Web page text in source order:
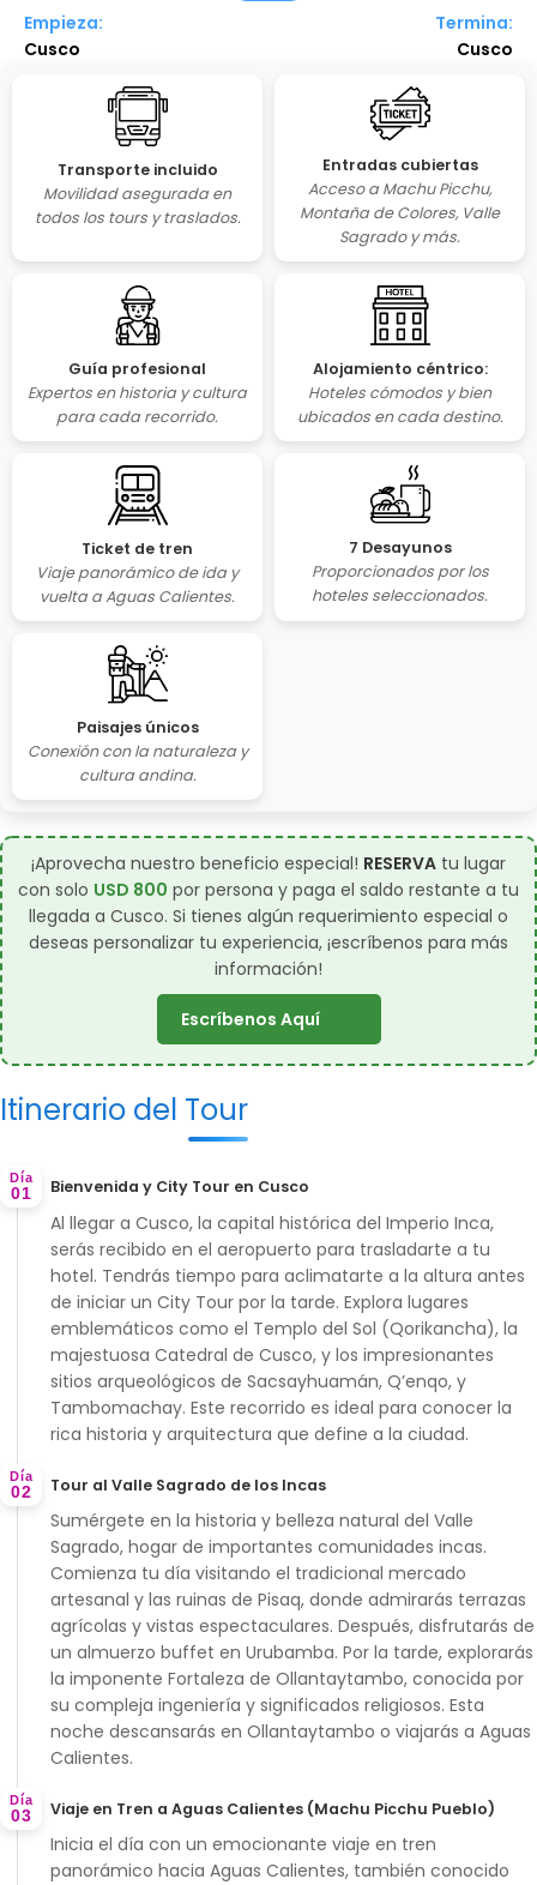
Empieza:
Cusco
Termina:
Cusco
Transporte incluido
Movilidad asegurada en
todos los tours y traslados.
Entradas cubiertas
Acceso a Machu Picchu,
Montaña de Colores, Valle
Sagrado y más.
Guía profesional
Expertos en historia y cultura
para cada recorrido.
Alojamiento céntrico:
Hoteles cómodos y bien
ubicados en cada destino.
Ticket de tren
Viaje panorámico de ida y
vuelta a Aguas Calientes.
7 Desayunos
Proporcionados por los
hoteles seleccionados.
Paisajes únicos
Conexión con la naturaleza y
cultura andina.
¡Aprovecha nuestro beneficio especial! RESERVA tu lugar
con solo USD 800 por persona y paga el saldo restante a tu
llegada a Cusco. Si tienes algún requerimiento especial o
deseas personalizar tu experiencia, ¡escríbenos para más
información!
Escríbenos Aquí
Itinerario del Tour
Día
01 Bienvenida y City Tour en Cusco
Al llegar a Cusco, la capital histórica del Imperio Inca,
serás recibido en el aeropuerto para trasladarte a tu
hotel. Tendrás tiempo para aclimatarte a la altura antes
de iniciar un City Tour por la tarde. Explora lugares
emblemáticos como el Templo del Sol (Qorikancha), la
majestuosa Catedral de Cusco, y los impresionantes
sitios arqueológicos de Sacsayhuamán, Q’enqo, y
Tambomachay. Este recorrido es ideal para conocer la
rica historia y arquitectura que define a la ciudad.
Día
02 Tour al Valle Sagrado de los Incas
Sumérgete en la historia y belleza natural del Valle
Sagrado, hogar de importantes comunidades incas.
Comienza tu día visitando el tradicional mercado
artesanal y las ruinas de Pisaq, donde admirarás terrazas
agrícolas y vistas espectaculares. Después, disfrutarás de
un almuerzo buffet en Urubamba. Por la tarde, explorarás
la imponente Fortaleza de Ollantaytambo, conocida por
su compleja ingeniería y significados religiosos. Esta
noche descansarás en Ollantaytambo o viajarás a Aguas
Calientes.
Día
03 Viaje en Tren a Aguas Calientes (Machu Picchu Pueblo)
Inicia el día con un emocionante viaje en tren
panorámico hacia Aguas Calientes, también conocido